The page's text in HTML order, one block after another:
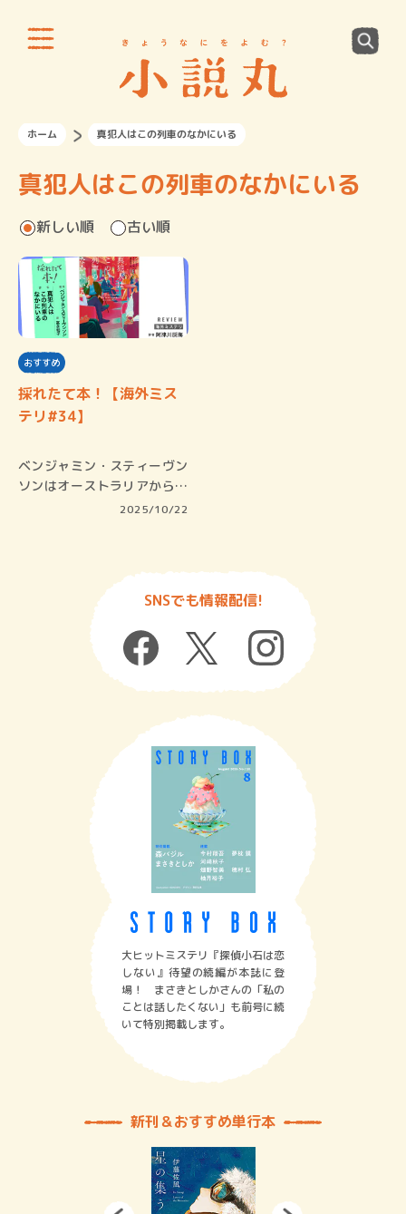
ホーム 真犯人はこの列車のなかにいる
真犯人はこの列車のなかにいる
新しい順 古い順
おすすめ
採れたて本！【海外ミス
テリ#34】
ベンジャミン・スティーヴン
ソンはオーストラリアから送
2025/10/22
SNSでも情報配信!
大ヒットミステリ『探偵小石は恋
しない』待望の続編が本誌に登
場！ まさきとしかさんの「私の
ことは話したくない」も前号に続
いて特別掲載します。
新刊＆おすすめ単行本